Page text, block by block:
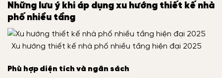
Những lưu ý khi áp dụng xu hướng thiết kế nhà
phố nhiều tầng
Xu hướng thiết kế nhà phố nhiều tầng hiện đại 2025
Phù hợp diện tích và ngân sách